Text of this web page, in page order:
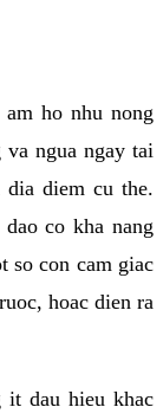
ho nhu nong
ngua ngay tai
diem cu the.
co kha nang
so con cam giac
hoac dien ra
it dau hieu khac